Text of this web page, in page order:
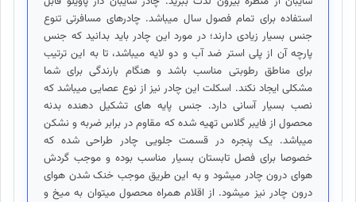
استفاده برای تمام فصول سال میباشد. چادرهای مسافرتی تنوع
جنس بسیار زیادی دارند؛ در مورد این چادر باید بدانید که جنس
پارچه آن از پلی استر ضد آب و دو لایه میباشد، تا به این ترتیب
برای مناطق رطوبتی مناسب باشد و هنگام بارندگی برای شما
مشکلی ایجاد نکند. اسکلت این چادر نیز از نوع عصایی میباشد که
نصب بسیار آسانی دارد. جنس پایه های تشکیل دهنده بدنه
محصول از فایبر گلاس تهیه شده که مقاوم در برابر ضربه و نشکن
میباشد. یک پنجره در قسمت جلویی چادر طراحی شده که
خصوصا برای فصل تابستان بسیار مناسب بوده و موجب گردش
هوای درون چادر میشود و به این طریق موجب خنک شدن هوای
درون چادر نیز میشود. از اقلام همراه محصول میتوان به میخ و